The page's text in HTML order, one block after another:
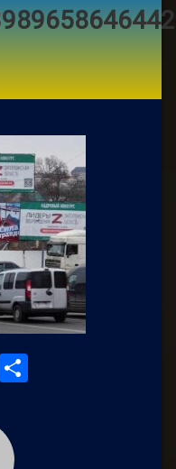
Pinterest